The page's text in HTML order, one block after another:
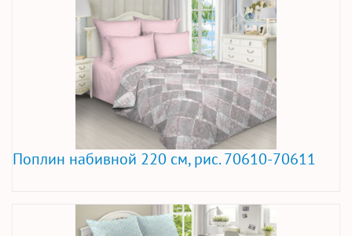
Поплин набивной 220 см, рис. 70610-70611